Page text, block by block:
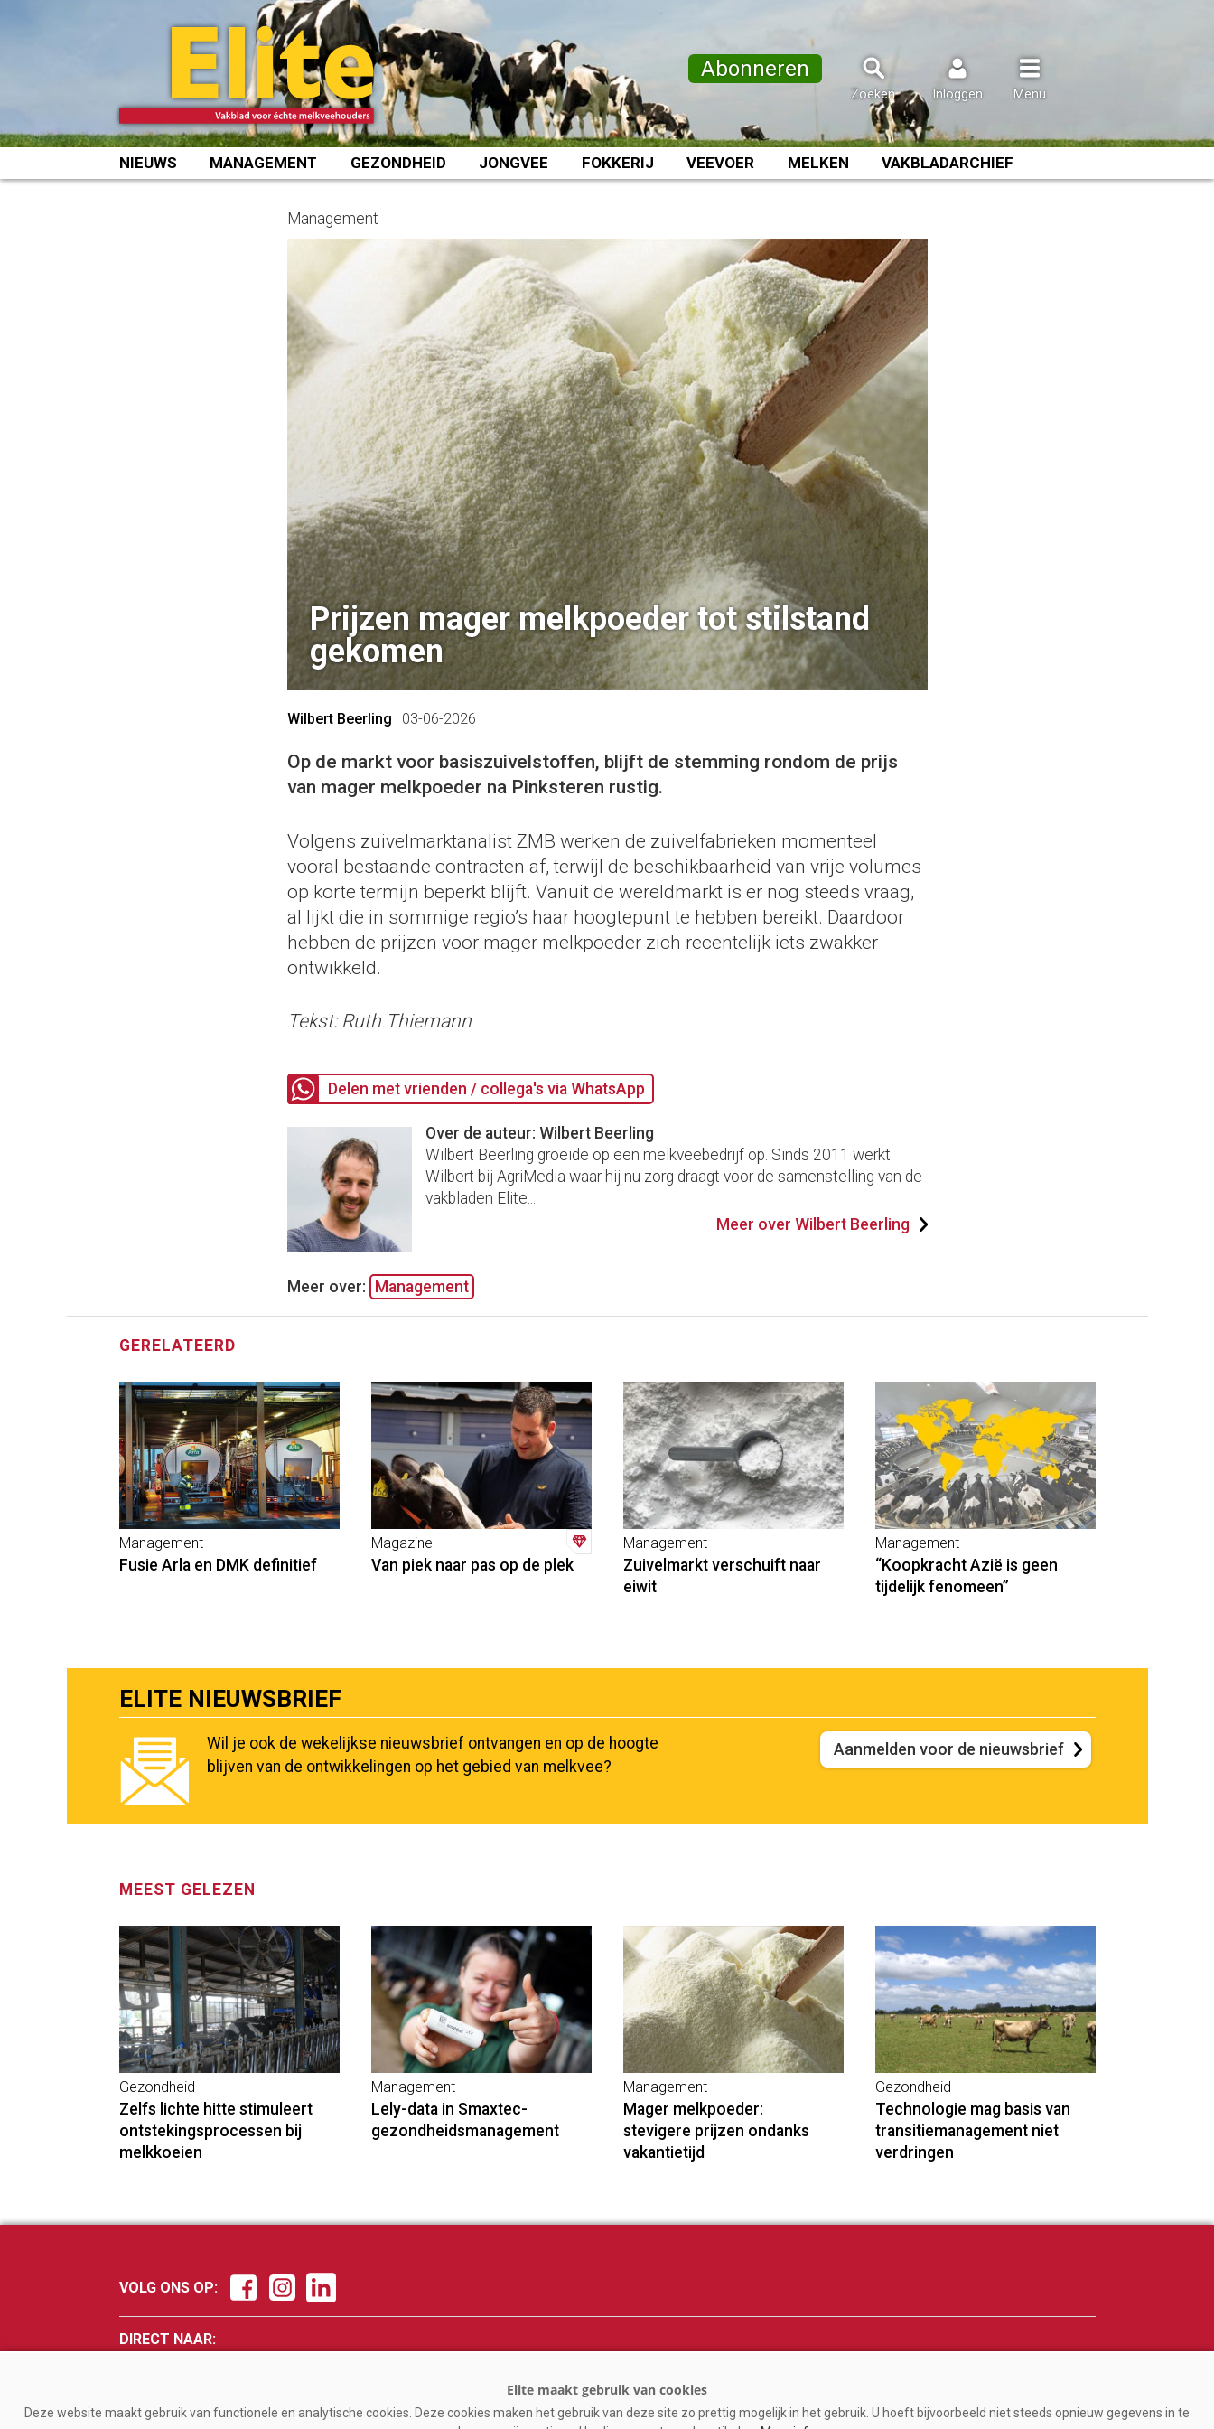
Abonneren
Zoeken Inloggen Menu
NIEUWS MANAGEMENT GEZONDHEID JONGVEE FOKKERIJ VEEVOER MELKEN VAKBLADARCHIEF
Management
Prijzen mager melkpoeder tot stilstand
gekomen
Wilbert Beerling | 03-06-2026
Op de markt voor basiszuivelstoffen, blijft de stemming rondom de prijs
van mager melkpoeder na Pinksteren rustig.
Volgens zuivelmarktanalist ZMB werken de zuivelfabrieken momenteel
vooral bestaande contracten af, terwijl de beschikbaarheid van vrije volumes
op korte termijn beperkt blijft. Vanuit de wereldmarkt is er nog steeds vraag,
al lijkt die in sommige regio’s haar hoogtepunt te hebben bereikt. Daardoor
hebben de prijzen voor mager melkpoeder zich recentelijk iets zwakker
ontwikkeld.
Tekst: Ruth Thiemann
Delen met vrienden / collega's via WhatsApp
Over de auteur: Wilbert Beerling
Wilbert Beerling groeide op een melkveebedrijf op. Sinds 2011 werkt
Wilbert bij AgriMedia waar hij nu zorg draagt voor de samenstelling van de
vakbladen Elite...
Meer over Wilbert Beerling
Meer over: Management
GERELATEERD
Management
Fusie Arla en DMK definitief
Magazine
Van piek naar pas op de plek
Management
Zuivelmarkt verschuift naar
eiwit
Management
“Koopkracht Azië is geen
tijdelijk fenomeen”
ELITE NIEUWSBRIEF
Wil je ook de wekelijkse nieuwsbrief ontvangen en op de hoogte
blijven van de ontwikkelingen op het gebied van melkvee?
Aanmelden voor de nieuwsbrief
MEEST GELEZEN
Gezondheid
Zelfs lichte hitte stimuleert
ontstekingsprocessen bij
melkkoeien
Management
Lely-data in Smaxtec-
gezondheidsmanagement
Management
Mager melkpoeder:
stevigere prijzen ondanks
vakantietijd
Gezondheid
Technologie mag basis van
transitiemanagement niet
verdringen
VOLG ONS OP:
DIRECT NAAR:
Gezondheid
Kennispartners
Deze website maakt gebruik van functionele en analytische cookies. Deze cookies maken het gebruik van deze site zo prettig mogelijk in het gebruik. U hoeft bijvoorbeeld niet steeds opnieuw gegevens in te